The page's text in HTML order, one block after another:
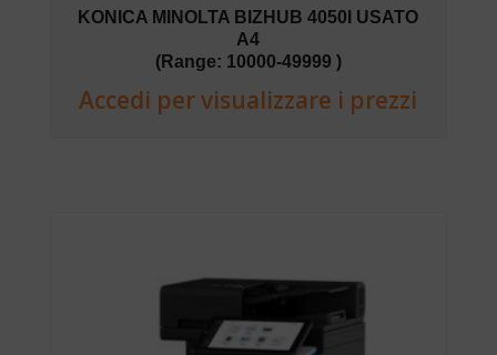
KONICA MINOLTA BIZHUB 4050I USATO
A4
(Range: 10000-49999 )
Accedi per visualizzare i prezzi